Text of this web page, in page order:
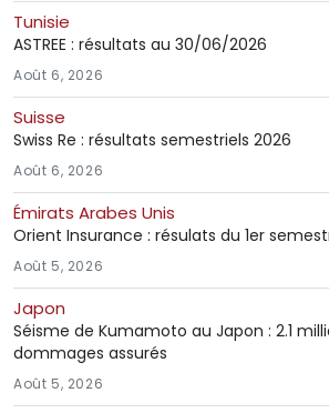
Tunisie
ASTREE : résultats au 30/06/2026
Août 6, 2026
Suisse
Swiss Re : résultats semestriels 2026
Août 6, 2026
Émirats Arabes Unis
Orient Insurance : résulats du 1er
Août 5, 2026
Japon
Séisme de Kumamoto au Japon : 2.1
dommages assurés
Août 5, 2026